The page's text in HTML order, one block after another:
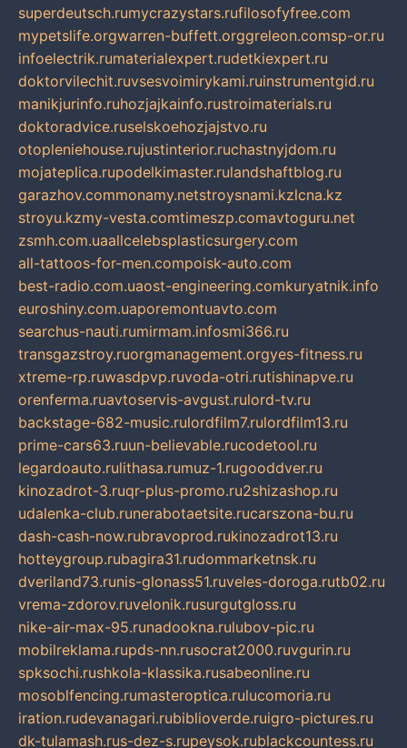
superdeutsch.rumycrazystars.rufilosofyfree.com
mypetslife.orgwarren-buffett.orggreleon.comsp-or.ru
infoelectrik.rumaterialexpert.rudetkiexpert.ru
doktorvilechit.ruvsesvoimirykami.ruinstrumentgid.ru
manikjurinfo.ruhozjajkainfo.rustroimaterials.ru
doktoradvice.ruselskoehozjajstvo.ru
otopleniehouse.rujustinterior.ruchastnyjdom.ru
mojateplica.rupodelkimaster.rulandshaftblog.ru
garazhov.commonamy.netstroysnami.kzlcna.kz
stroyu.kzmy-vesta.comtimeszp.comavtoguru.net
zsmh.com.uaallcelebsplasticsurgery.com
all-tattoos-for-men.compoisk-auto.com
best-radio.com.uaost-engineering.comkuryatnik.info
euroshiny.com.uaporemontuavto.com
searchus-nauti.rumirmam.infosmi366.ru
transgazstroy.ruorgmanagement.orgyes-fitness.ru
xtreme-rp.ruwasdpvp.ruvoda-otri.rutishinapve.ru
orenferma.ruavtoservis-avgust.rulord-tv.ru
backstage-682-music.rulordfilm7.rulordfilm13.ru
prime-cars63.ruun-believable.rucodetool.ru
legardoauto.rulithasa.rumuz-1.rugooddver.ru
kinozadrot-3.ruqr-plus-promo.ru2shizashop.ru
udalenka-club.runerabotaetsite.rucarszona-bu.ru
dash-cash-now.rubravoprod.rukinozadrot13.ru
hotteygroup.rubagira31.rudommarketnsk.ru
dveriland73.runis-glonass51.ruveles-doroga.rutb02.ru
vrema-zdorov.ruvelonik.rusurgutgloss.ru
nike-air-max-95.runadookna.rulubov-pic.ru
mobilreklama.rupds-nn.rusocrat2000.ruvgurin.ru
spksochi.rushkola-klassika.rusabeonline.ru
mosoblfencing.rumasteroptica.rulucomoria.ru
iration.rudevanagari.rubiblioverde.ruigro-pictures.ru
dk-tulamash.rus-dez-s.rupeysok.rublackcountess.ru